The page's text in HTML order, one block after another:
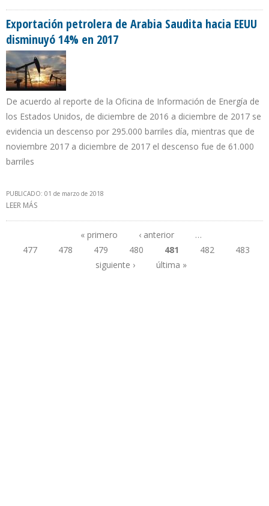
Exportación petrolera de Arabia Saudita hacia EEUU
disminuyó 14% en 2017
De acuerdo al reporte de la Oficina de Información de Energía de
los Estados Unidos, de diciembre de 2016 a diciembre de 2017 se
evidencia un descenso por 295.000 barriles día, mientras que de
noviembre 2017 a diciembre de 2017 el descenso fue de 61.000
barriles
PUBLICADO: 01 de marzo de 2018
LEER MÁS
Páginas
« primero ‹ anterior
…
477
478 479 480 481 482
483
siguiente ›
última »